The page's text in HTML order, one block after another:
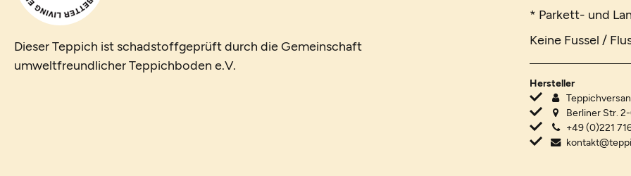
Dieser Teppich ist schadstoffgeprüft durch die Gemeinschaft
umweltfreundlicher Teppichboden e.V.
* Parkett- und
Keine Fussel /
Hersteller
Berliner Str.
+49 (0)221